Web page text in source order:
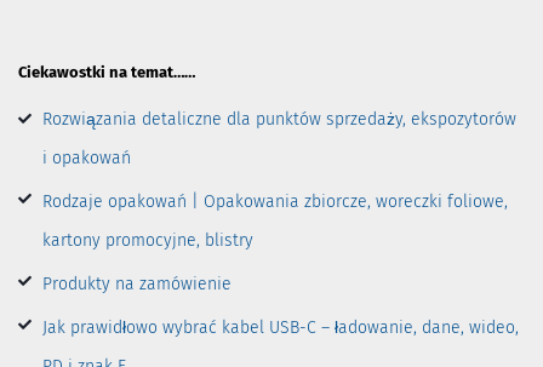
Ciekawostki na temat……
Rozwiązania detaliczne dla punktów sprzedaży, ekspozytorów
i opakowań
Rodzaje opakowań | Opakowania zbiorcze, woreczki foliowe,
kartony promocyjne, blistry
Produkty na zamówienie
Jak prawidłowo wybrać kabel USB-C – ładowanie, dane, wideo,